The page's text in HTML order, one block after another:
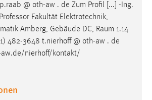
@ oth-aw . de Zum Profil [...] -Ing.
Fakultät Elektrotechnik,
Amberg, Gebäude DC, Raum 1.14
482-3648 t.nierhoff @ oth-aw . de
nierhoff/kontakt/